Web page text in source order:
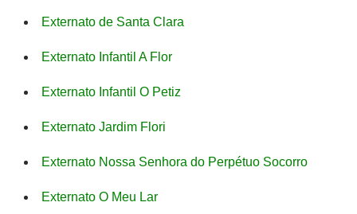
Externato de Santa Clara
Externato Infantil A Flor
Externato Infantil O Petiz
Externato Jardim Flori
Externato Nossa Senhora do Perpétuo Socorro
Externato O Meu Lar